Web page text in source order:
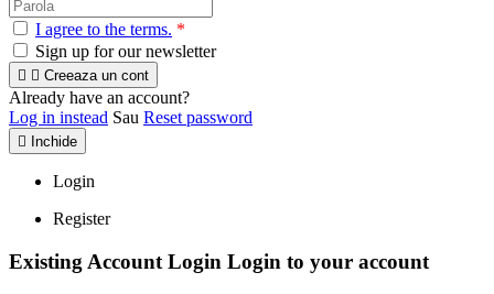
I agree to the terms. *
Sign up for our newsletter
  Creeaza un cont
Already have an account?
Log in instead Sau Reset password
 Inchide
Login
Register
Existing Account Login Login to your account